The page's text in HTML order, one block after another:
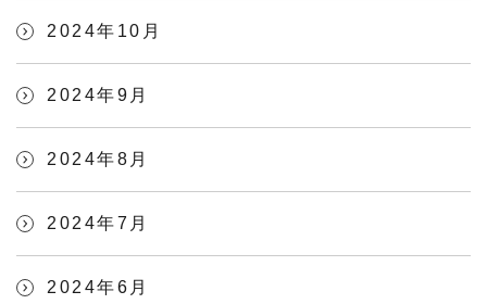
2024年10月
2024年9月
2024年8月
2024年7月
2024年6月